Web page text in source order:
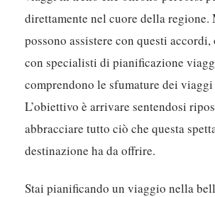
direttamente nel cuore della
possono assistere con questi
con specialisti di pianificazione
comprendono le sfumature dei
L’obiettivo è arrivare sentendosi
abbracciare tutto ciò che questa
destinazione ha da offrire.
Stai pianificando un viaggio nella